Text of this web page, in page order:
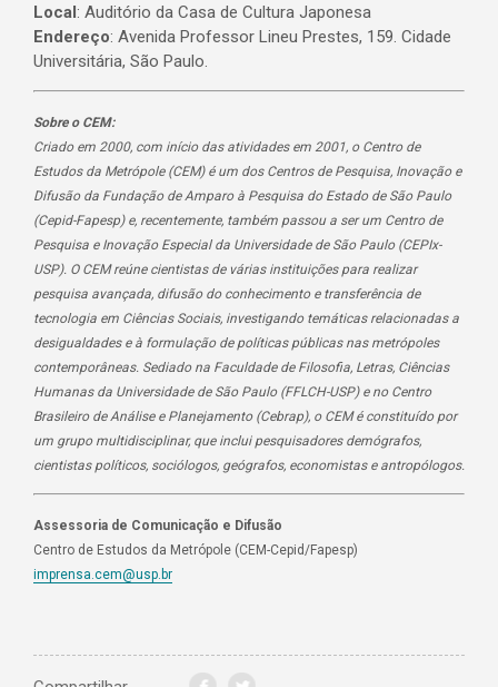
Local: Auditório da Casa de Cultura Japonesa
Endereço: Avenida Professor Lineu Prestes, 159. Cidade
Universitária, São Paulo.
Sobre o CEM:
Criado em 2000, com início das atividades em 2001, o Centro de
Estudos da Metrópole (CEM) é um dos Centros de Pesquisa, Inovação e
Difusão da Fundação de Amparo à Pesquisa do Estado de São Paulo
(Cepid-Fapesp) e, recentemente, também passou a ser um Centro de
Pesquisa e Inovação Especial da Universidade de São Paulo (CEPIx-
USP). O CEM reúne cientistas de várias instituições para realizar
pesquisa avançada, difusão do conhecimento e transferência de
tecnologia em Ciências Sociais, investigando temáticas relacionadas a
desigualdades e à formulação de políticas públicas nas metrópoles
contemporâneas. Sediado na Faculdade de Filosofia, Letras, Ciências
Humanas da Universidade de São Paulo (FFLCH-USP) e no Centro
Brasileiro de Análise e Planejamento (Cebrap), o CEM é constituído por
um grupo multidisciplinar, que inclui pesquisadores demógrafos,
cientistas políticos, sociólogos, geógrafos, economistas e antropólogos.
Assessoria de Comunicação e Difusão
Centro de Estudos da Metrópole (CEM-Cepid/Fapesp)
imprensa.cem@usp.br